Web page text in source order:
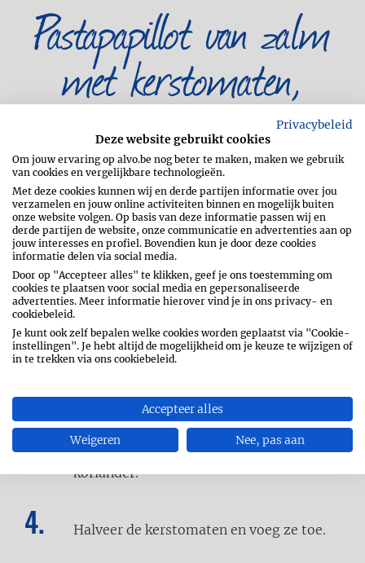
Pastapapillot van zalm
met kerstomaten,
limoen en koriander
Kook de linguine in lichtgezouten water.
Giet af.
Meng met een scheut olijfolie en hou
apart.
Neem 4 grote vellen aluminiumfolie.
Verdeel hierover 4 porties pasta. Leg er
telkens een stuk zalmfilet bovenop.
Breng op smaak met peper, zout en
koriander.
Halveer de kerstomaten en voeg ze toe.
Privacybeleid
Deze website gebruikt cookies
Om jouw ervaring op alvo.be nog beter te maken, maken we gebruik
van cookies en vergelijkbare technologieën.
Met deze cookies kunnen wij en derde partijen informatie over jou
verzamelen en jouw online activiteiten binnen en mogelijk buiten
onze website volgen. Op basis van deze informatie passen wij en
derde partijen de website, onze communicatie en advertenties aan op
jouw interesses en profiel. Bovendien kun je door deze cookies
informatie delen via social media.
Door op "Accepteer alles" te klikken, geef je ons toestemming om
cookies te plaatsen voor social media en gepersonaliseerde
advertenties. Meer informatie hierover vind je in ons privacy- en
cookiebeleid.
Je kunt ook zelf bepalen welke cookies worden geplaatst via "Cookie-
instellingen". Je hebt altijd de mogelijkheid om je keuze te wijzigen of
in te trekken via ons cookiebeleid.
Accepteer alles
Weigeren Nee, pas aan